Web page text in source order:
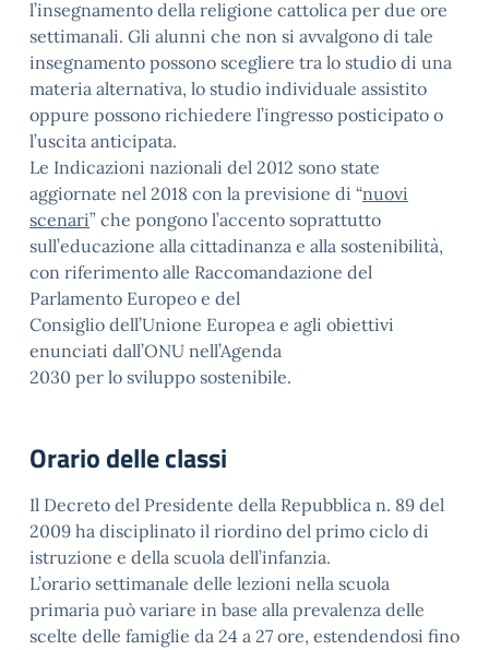
l’insegnamento della religione cattolica per due ore
settimanali. Gli alunni che non si avvalgono di tale
insegnamento possono scegliere tra lo studio di una
materia alternativa, lo studio individuale assistito
oppure possono richiedere l’ingresso posticipato o
l’uscita anticipata.
Le Indicazioni nazionali del 2012 sono state
aggiornate nel 2018 con la previsione di “nuovi
scenari” che pongono l’accento soprattutto
sull’educazione alla cittadinanza e alla sostenibilità,
con riferimento alle Raccomandazione del
Parlamento Europeo e del
Consiglio dell’Unione Europea e agli obiettivi
enunciati dall’ONU nell’Agenda
2030 per lo sviluppo sostenibile.
Orario delle classi
Il Decreto del Presidente della Repubblica n. 89 del
2009 ha disciplinato il riordino del primo ciclo di
istruzione e della scuola dell’infanzia.
L’orario settimanale delle lezioni nella scuola
primaria può variare in base alla prevalenza delle
scelte delle famiglie da 24 a 27 ore, estendendosi fino